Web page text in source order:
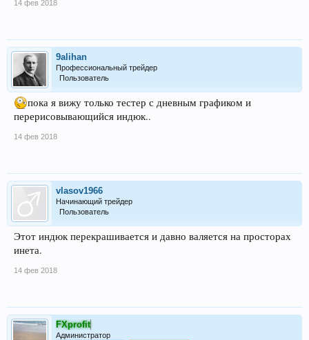
14 фев 2018
9alihan
Профессиональный трейдер
Пользователь
пока я вижу только тестер с дневным графиком и
перерисовывающийся индюк..
14 фев 2018
vlasov1966
Начинающий трейдер
Пользователь
Этот индюк перекрашивается и давно валяется на просторах
инета.
14 фев 2018
FXprofit
Администратор